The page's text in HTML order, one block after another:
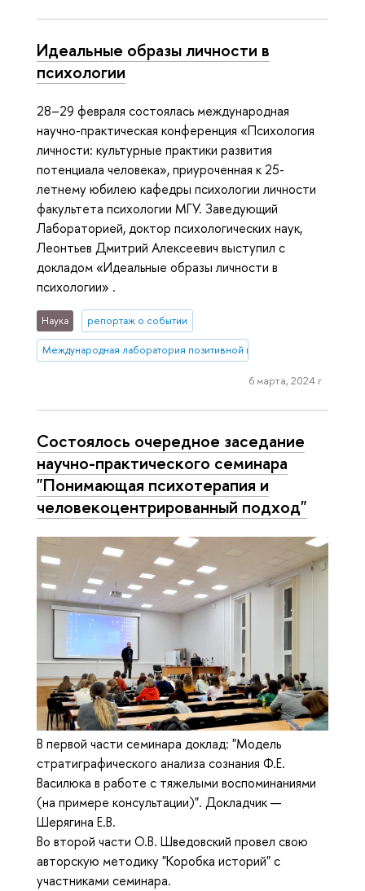
Идеальные образы личности в
психологии
28–29 февраля состоялась международная
научно-практическая конференция «Психология
личности: культурные практики развития
потенциала человека», приуроченная к 25-
летнему юбилею кафедры психологии личности
факультета психологии МГУ. Заведующий
Лабораторией, доктор психологических наук,
Леонтьев Дмитрий Алексеевич выступил с
докладом «Идеальные образы личности в
психологии» .
Наука репортаж о событии
Международная лаборатория позитивной психологии личности и
6 марта, 2024 г.
Состоялось очередное заседание
научно-практического семинара
"Понимающая психотерапия и
человекоцентрированный подход"
В первой части семинара доклад: "Модель
стратиграфического анализа сознания Ф.Е.
Василюка в работе с тяжелыми воспоминаниями
(на примере консультации)". Докладчик —
Шерягина Е.В.
Во второй части О.В. Шведовский провел свою
авторскую методику "Коробка историй" с
участниками семинара.